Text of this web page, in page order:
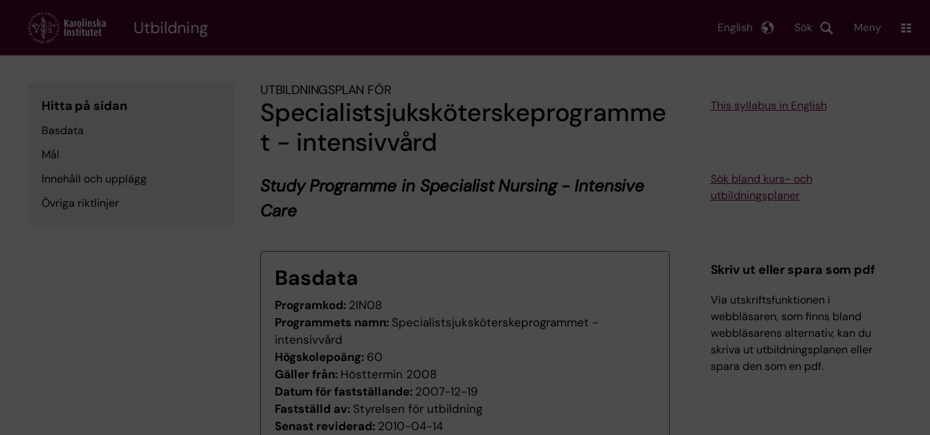
content
Utbildning Sök
English Meny
Hitta på sidan
Basdata
Mål
Innehåll och upplägg
Övriga riktlinjer
UTBILDNINGSPLAN FÖR
Specialistsjuksköterskeprogramme
t - intensivvård
Study Programme in Specialist Nursing - Intensive
Care
Basdata
Programkod: 2IN08
Programmets namn: Specialistsjuksköterskeprogrammet -
intensivvård
Högskolepoäng: 60
Gäller från: Hösttermin 2008
Datum för fastställande: 2007-12-19
Fastställd av: Styrelsen för utbildning
Senast reviderad: 2010-04-14
This syllabus in English
Sök bland kurs- och
utbildningsplaner
Skriv ut eller spara som pdf
Via utskriftsfunktionen i
webbläsaren, som finns bland
webbläsarens alternativ, kan du
skriva ut utbildningsplanen eller
spara den som en pdf.